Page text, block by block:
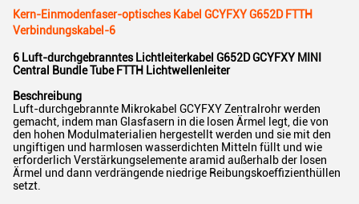
Kern-Einmodenfaser-optisches Kabel GCYFXY G652D FTTH
Verbindungskabel-6
6 Luft-durchgebranntes Lichtleiterkabel G652D GCYFXY MINI
Central Bundle Tube FTTH Lichtwellenleiter
Beschreibung
Luft-durchgebrannte Mikrokabel GCYFXY Zentralrohr werden
gemacht, indem man Glasfasern in die losen Ärmel legt, die von
den hohen Modulmaterialien hergestellt werden und sie mit den
ungiftigen und harmlosen wasserdichten Mitteln füllt und wie
erforderlich Verstärkungselemente aramid außerhalb der losen
Ärmel und dann verdrängende niedrige Reibungskoeffizienthüllen
setzt.